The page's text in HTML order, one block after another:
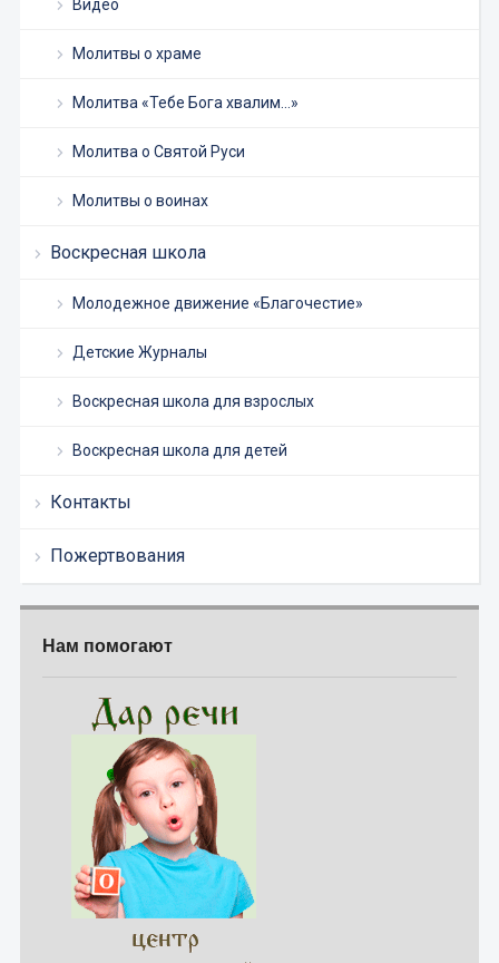
Видео
Молитвы о храме
Молитва «Тебе Бога хвалим…»
Молитва о Святой Руси
Молитвы о воинах
Воскресная школа
Молодежное движение «Благочестие»
Детские Журналы
Воскресная школа для взрослых
Воскресная школа для детей
Контакты
Пожертвования
Нам помогают